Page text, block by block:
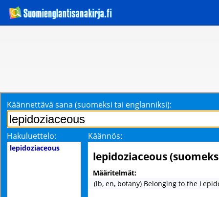
Käännettävä sana (suomeksi tai englanniksi):
Hakuluettelo: Käännös:
lepidoziaceous
lepidoziaceous
Määritelmät:
(lb, en, botany) Belonging to the